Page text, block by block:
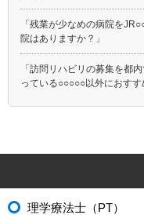
「残業が少なめの病院を
院はありますか？」
「訪問リハビリの募集を都
っている○○○○○以外におすす
理学療法士（PT）